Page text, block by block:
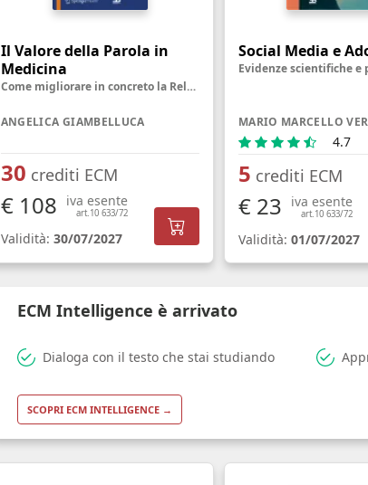
Il Valore della Parola in
Medicina
Come migliorare in concreto la Relazione medico-paziente attraverso la Comunicazione
ANGELICA GIAMBELLUCA
30 crediti ECM
€ 108 iva esente
art.10 633/72
Validità: 30/07/2027
Social Media e
MARIO MARCELLO
4.7
5 crediti ECM
€ 23 iva esente
art.10 633/72
Validità: 01/07/2027
ECM Intelligence è arrivato
Dialoga con il testo che stai studiando
SCOPRI ECM INTELLIGENCE →